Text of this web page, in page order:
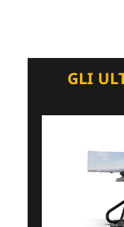
GLI